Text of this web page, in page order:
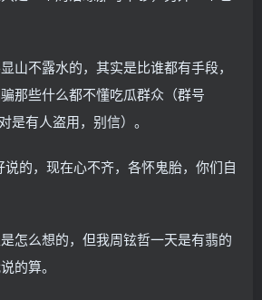
不露水的，其实是比谁都有手段，
那些什么都不懂吃瓜群众（群号
是有人盗用，别信）。
的，现在心不齐，各怀鬼胎，你们自
么想的，但我周铉哲一天是有翡的
的算。